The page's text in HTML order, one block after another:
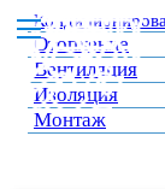
Отопление
Вентиляция
Изоляция
Монтаж